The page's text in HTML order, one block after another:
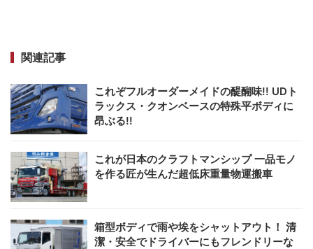
関連記事
これぞフルオーダーメイドの醍醐味!! UDト
ラックス・クオンベースの特殊平ボディに
昂ぶる!!
これが日本のクラフトマンシップ 一品モノ
を作る匠が生んだ超低床重量物運搬車
箱型ボディで雨や埃をシャットアウト！ 清
潔・安全でドライバーにもフレンドリーな